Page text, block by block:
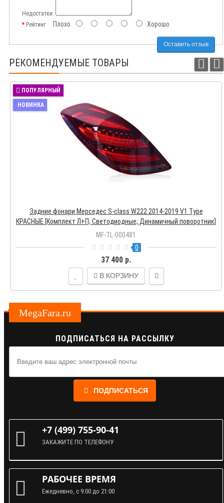
Недостатки:
РейтингПлохо Хорошо
Оставить отзыв
РЕКОМЕНДУЕМЫЕ ТОВАРЫ
ПОПУЛЯРНЫЙ
НОВИНКА
Задние фонари Мерседес S-class W222 2014-2019 V1 Type
КРАСНЫЕ [Комплект Л+П; Светодиодные; Динамичный поворотник]
MF-TL-000481
0
37 400 р.
В КОРЗИНУ
MegaFara.ru
ПОДПИСАТЬСЯ НА РАССЫЛКУ
ПОДПИСАТЬСЯ
+7 (499) 755-90-41
ЗАКАЖИТЕ ПО ТЕЛЕФОНУ
РАБОЧЕЕ ВРЕМЯ
Ежедневно, с 9:00 до 21:00